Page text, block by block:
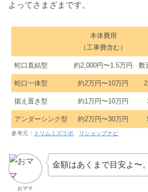
よってさまざまです。
本体費用
（工事費含む）
蛇口直結型 約2,000円〜1.5万円 数
蛇口一体型 約2万円〜10万円
据え置き型 約1万円〜10万円
アンダーシンク型 約2万円〜30万円
参考元： トリムミズラボ リショップナビ
おママ
金額はあくまで目安よ〜。